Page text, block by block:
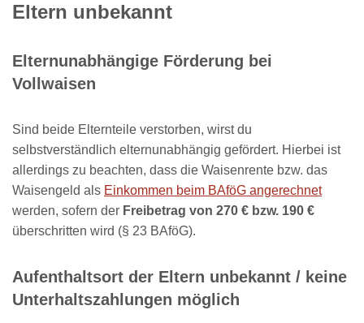
Eltern unbekannt
Elternunabhängige Förderung bei
Vollwaisen
Sind beide Elternteile verstorben, wirst du
selbstverständlich elternunabhängig gefördert. Hierbei ist
allerdings zu beachten, dass die Waisenrente bzw. das
Waisengeld als Einkommen beim BAföG angerechnet
werden, sofern der Freibetrag von 270 € bzw. 190 €
überschritten wird (§ 23 BAföG).
Aufenthaltsort der Eltern unbekannt / keine
Unterhaltszahlungen möglich